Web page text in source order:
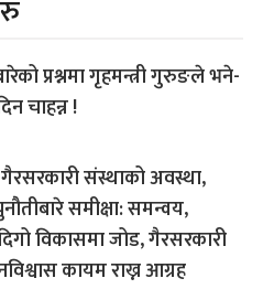
प्रश्नमा गृहमन्त्री गुरुङले भने-
चाहन्न !
गैरसरकारी संस्थाको अवस्था,
समीक्षा: समन्वय,
विकासमा जोड, गैरसरकारी
कायम राख्न आग्रह